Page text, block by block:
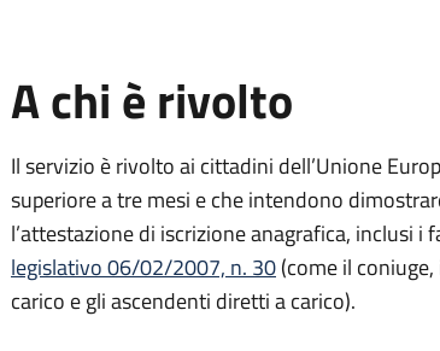
A chi è rivolto
Il servizio è rivolto ai cittadini dell’Unione
superiore a tre mesi e che intendono
l’attestazione di iscrizione anagrafica, inclusi
legislativo 06/02/2007, n. 30(come il
carico e gli ascendenti diretti a carico).